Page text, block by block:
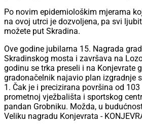
Po novim epidemiološkim mjerama
na ovoj utrci je dozvoljena, pa svi
možete put Skradina.
Ove godine jubilarna 15. Nagrada
Skradinskog mosta i završava na
godinu se trka preseli i na Konjevrate
gradonačelnik najavio plan izgradnje
1. Čak je i precizirana površina od
prometnoj vježbališta i sportskog
pandan Grobniku. Možda, u
Veliku nagradu Konjevrata -